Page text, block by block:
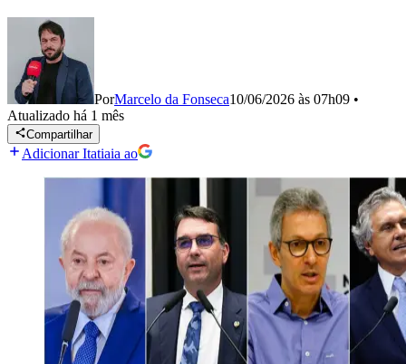
PorMarcelo da Fonseca10/06/2026 às 07h09 •
Atualizado há 1 mês
Compartilhar
Adicionar Itatiaia ao